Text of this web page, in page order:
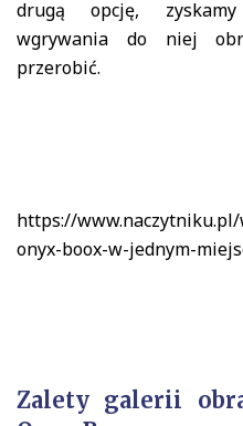
drugą opcję,
wgrywania do niej
przerobić.
https://
onyx-boox-w-jednym-
Zalety galerii